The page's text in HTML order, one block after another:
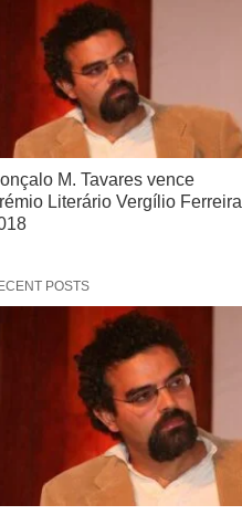
M. Tavares vence
Literário Vergílio Ferreira
POSTS